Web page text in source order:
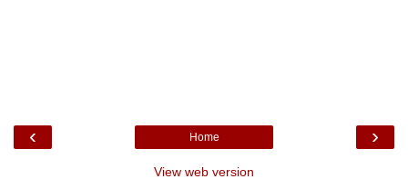
‹ ›
Home
View web version